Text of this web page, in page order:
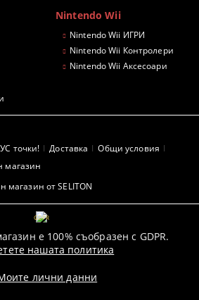
Nintendo Wii
Nintendo Wii ИГРИ
Nintendo Wii Контролери
Nintendo Wii Аксесоари
от SELITON
точки! Доставка
Общи условия
магазин
GDPR
е 100% съобразен с GDPR.
нашата политика
лични данни